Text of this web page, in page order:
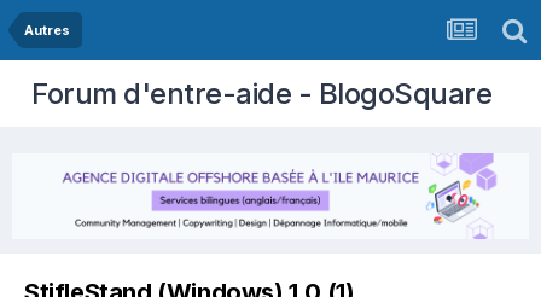
Autres
Forum d'entre-aide - BlogoSquare